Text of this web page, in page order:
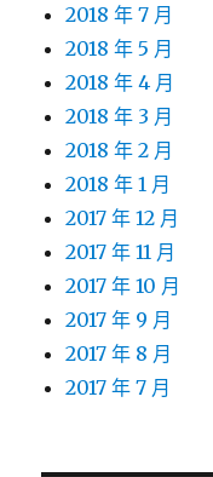
2018 年 7 月
2018 年 5 月
2018 年 4 月
2018 年 3 月
2018 年 2 月
2018 年 1 月
2017 年 12 月
2017 年 11 月
2017 年 10 月
2017 年 9 月
2017 年 8 月
2017 年 7 月